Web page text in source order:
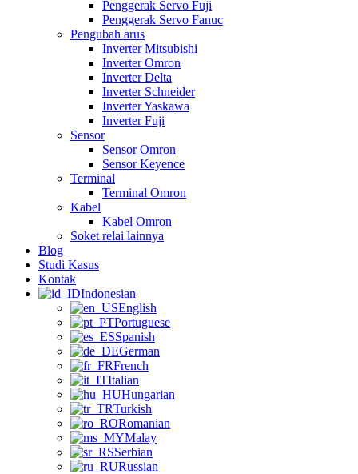
Penggerak Servo Fuji
Penggerak Servo Fanuc
Pengubah arus
Inverter Mitsubishi
Inverter Omron
Inverter Delta
Inverter Schneider
Inverter Yaskawa
Inverter Fuji
Sensor
Sensor Omron
Sensor Keyence
Terminal
Terminal Omron
Kabel
Kabel Omron
Soket relai lainnya
Blog
Studi Kasus
Kontak
Indonesian
English
Portuguese
Spanish
German
French
Italian
Hungarian
Turkish
Romanian
Malay
Serbian
Russian